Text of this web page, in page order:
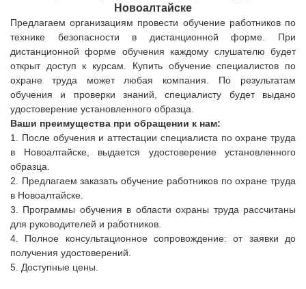
Новоалтайске
Предлагаем организациям провести обучение работников по
технике безопасности в дистанционной форме. При
дистанционной форме обучения каждому слушателю будет
открыт доступ к курсам. Купить обучение специалистов по
охране труда может любая компания. По результатам
обучения и проверки знаний, специалисту будет выдано
удостоверение установленного образца.
Ваши преимущества при обращении к нам:
1. После обучения и аттестации специалиста по охране труда
в Новоалтайске, выдается удостоверение установленного
образца.
2. Предлагаем заказать обучение работников по охране труда
в Новоалтайске.
3. Программы обучения в области охраны труда рассчитаны
для руководителей и работников.
4. Полное консультационное сопровождение: от заявки до
получения удостоверений.
5. Доступные цены.